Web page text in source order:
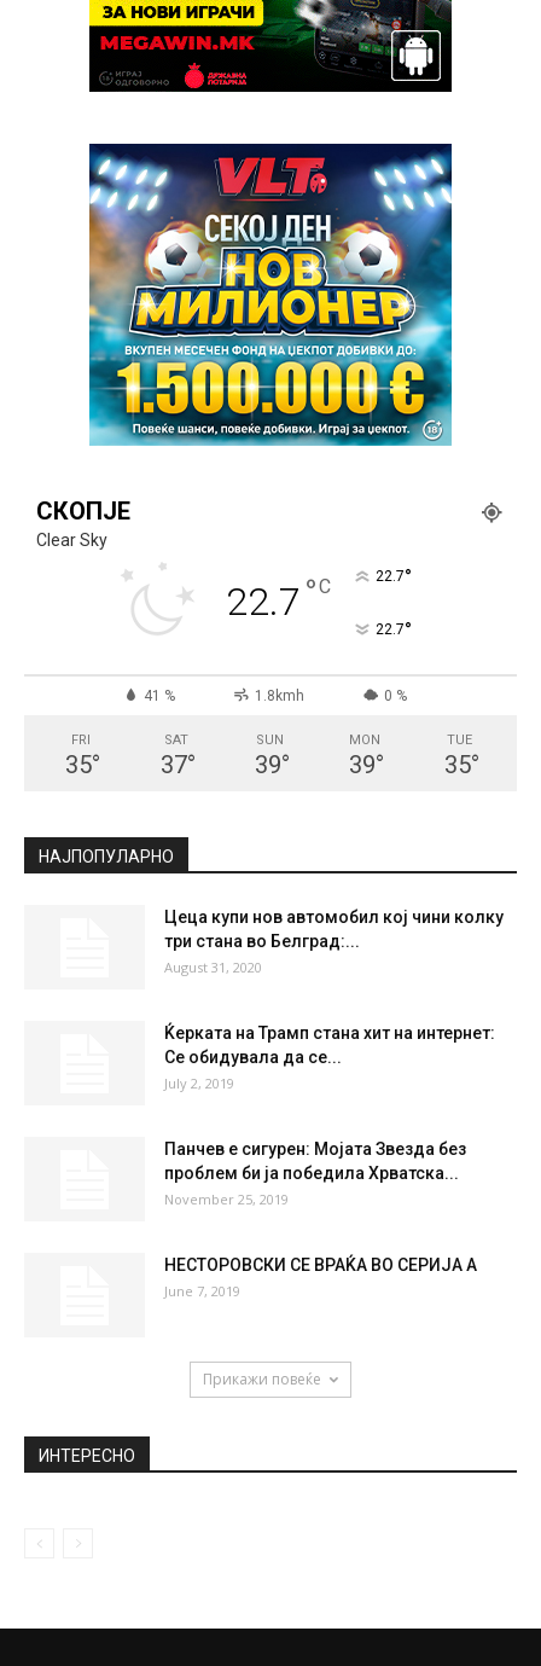
СКОПЈЕ
Clear Sky
22.7 °C 22.7°
22.7°
41 % 1.8kmh 0 %
FRI
35°
SAT
37°
SUN
39°
MON
39°
TUE
35°
НАЈПОПУЛАРНО
Цеца купи нов автомобил кој чини колку
три стана во Белград:...
August 31, 2020
Ќерката на Трамп стана хит на интернет:
Се обидувала да се...
July 2, 2019
Панчев е сигурен: Мојата Звезда без
проблем би ја победила Хрватска...
November 25, 2019
НЕСТОРОВСКИ СЕ ВРАЌА ВО СЕРИЈА А
June 7, 2019
Прикажи повеќе
ИНТЕРЕСНО